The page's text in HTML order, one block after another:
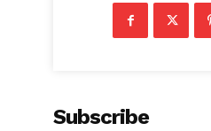
Subscribe